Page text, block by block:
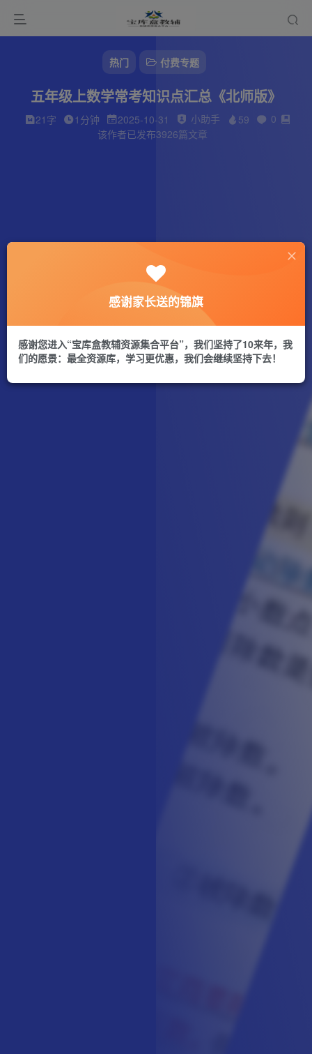
热门 付费专题
五年级上数学常考知识点汇总《北师版》
21字 1分钟 2025-10-31 小助手 59
0
该作者已发布3926篇文章
感谢家长送的锦旗
感谢您进入“宝库盒教辅资源集合平台”，我们坚持了10来年，我
们的愿景：最全资源库，学习更优惠，我们会继续坚持下去！